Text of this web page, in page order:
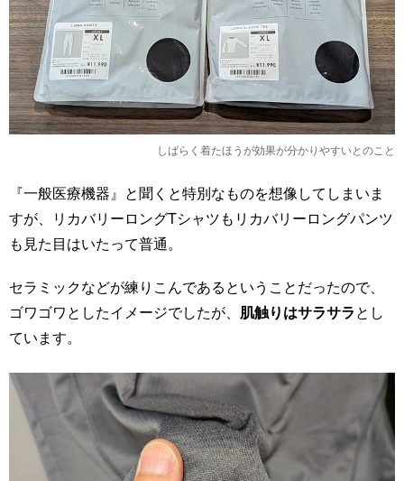
しばらく着たほうが効果が分かりやすいとのこと
『一般医療機器』と聞くと特別なものを想像してしまいま
すが、リカバリーロングTシャツもリカバリーロングパンツ
も見た目はいたって普通。
セラミックなどが練りこんであるということだったので、
ゴワゴワとしたイメージでしたが、 肌触りはサラサラとし
ています。